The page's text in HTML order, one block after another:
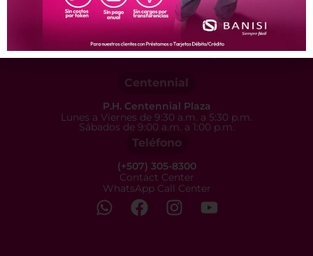
Costa del Este
Avenida Centenario, Plaza 770
Lunes a Viernes de 9:30 a.m. a 5:30 p.m.
Sábados de 9:00 a.m. a 1:00 p.m.
Centennial
P.H. Centennial Plaza
Lunes a Viernes de 9:30 a.m. a 5:30 p.m.
Sábados de 9:00 a.m. a 1:00 p.m.
Teléfono
(+507) 305-8300
Contact Center
WhatsApp Call Center